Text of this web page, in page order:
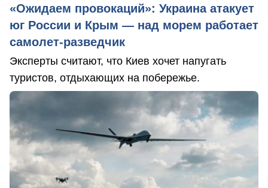
«Ожидаем провокаций»: Украина атакует
юг России и Крым — над морем работает
самолет-разведчик
Эксперты считают, что Киев хочет напугать
туристов, отдыхающих на побережье.